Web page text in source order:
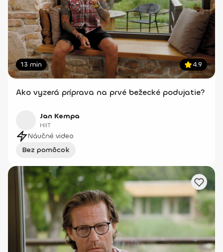
13 min 4.9
Ako vyzerá príprava na prvé bežecké podujatie?
Jan Kempa
HIIT
Náučné video
Bez pomôcok